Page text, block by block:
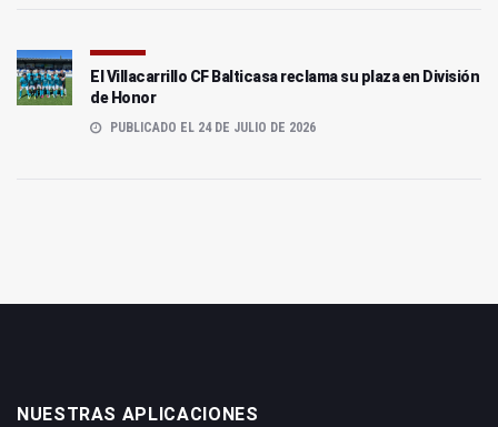
El Villacarrillo CF Balticasa reclama su plaza en División
de Honor
PUBLICADO EL 24 DE JULIO DE 2026
NUESTRAS APLICACIONES